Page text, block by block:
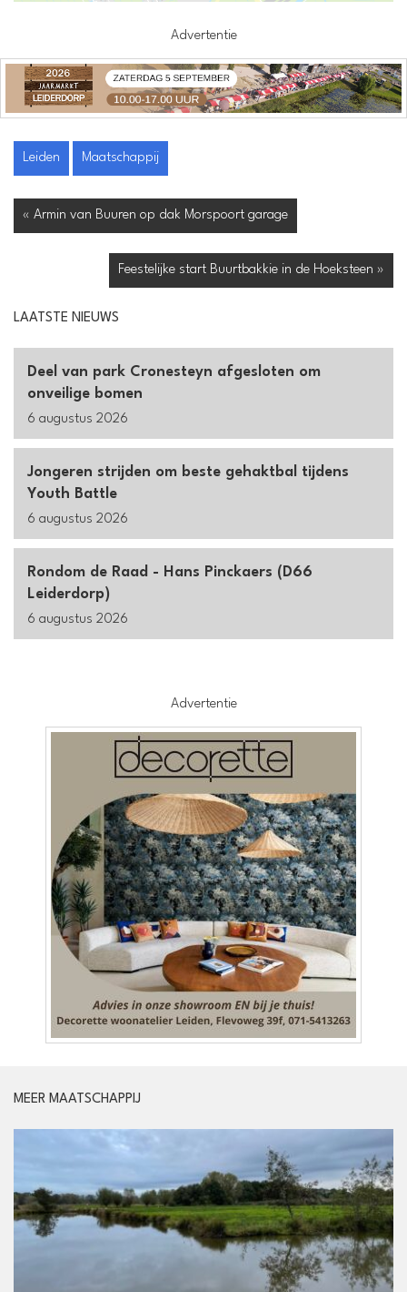
Advertentie
Leiden Maatschappij
« Armin van Buuren op dak Morspoort garage
Feestelijke start Buurtbakkie in de Hoeksteen »
LAATSTE NIEUWS
Deel van park Cronesteyn afgesloten om
onveilige bomen
6 augustus 2026
Jongeren strijden om beste gehaktbal tijdens
Youth Battle
6 augustus 2026
Rondom de Raad - Hans Pinckaers (D66
Leiderdorp)
6 augustus 2026
Advertentie
MEER MAATSCHAPPIJ